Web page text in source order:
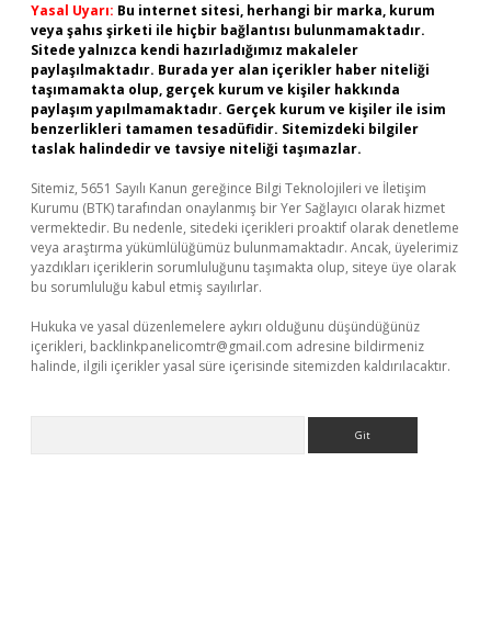
Yasal Uyarı: Bu internet sitesi, herhangi bir marka, kurum
veya şahıs şirketi ile hiçbir bağlantısı bulunmamaktadır.
Sitede yalnızca kendi hazırladığımız makaleler
paylaşılmaktadır. Burada yer alan içerikler haber niteliği
taşımamakta olup, gerçek kurum ve kişiler hakkında
paylaşım yapılmamaktadır. Gerçek kurum ve kişiler ile isim
benzerlikleri tamamen tesadüfidir. Sitemizdeki bilgiler
taslak halindedir ve tavsiye niteliği taşımazlar.
Sitemiz, 5651 Sayılı Kanun gereğince Bilgi Teknolojileri ve İletişim
Kurumu (BTK) tarafından onaylanmış bir Yer Sağlayıcı olarak hizmet
vermektedir. Bu nedenle, sitedeki içerikleri proaktif olarak denetleme
veya araştırma yükümlülüğümüz bulunmamaktadır. Ancak, üyelerimiz
yazdıkları içeriklerin sorumluluğunu taşımakta olup, siteye üye olarak
bu sorumluluğu kabul etmiş sayılırlar.
Hukuka ve yasal düzenlemelere aykırı olduğunu düşündüğünüz
içerikleri, backlinkpanelicomtr@gmail.com adresine bildirmeniz
halinde, ilgili içerikler yasal süre içerisinde sitemizden kaldırılacaktır.